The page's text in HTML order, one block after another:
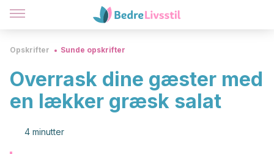
Opskrifter Sunde opskrifter
Overrask dine gæster med
en lækker græsk salat
4 minutter